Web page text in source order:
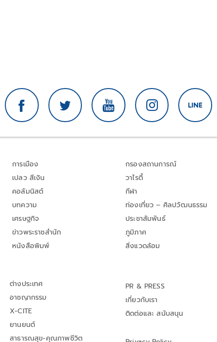
การเมือง
เปลว สีเงิน
คอลัมนิสต์
บทความ
เศรษฐกิจ
ข่าวพระราชสำนัก
หนังสือพิมพ์
กรองสถานการณ์
วาไรตี้
กีฬา
ท่องเที่ยว – ศิลปวัฒนธรรม
ประชาสัมพันธ์
ภูมิภาค
สิ่งแวดล้อม
ต่างประเทศ
อาชญากรรม
X-CITE
ยานยนต์
สาธารณสุข-คุณภาพชีวิต
PR & PRESS
เกี่ยวกับเรา
ติดต่อและ สนับสนุน